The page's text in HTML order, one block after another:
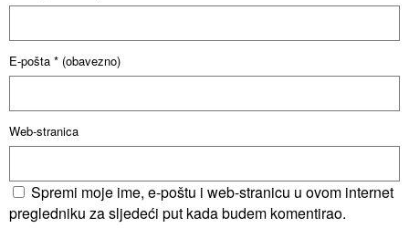
E-pošta * (obavezno)
Web-stranica
Spremi moje ime, e-poštu i web-stranicu u ovom internet
pregledniku za sljedeći put kada budem komentirao.